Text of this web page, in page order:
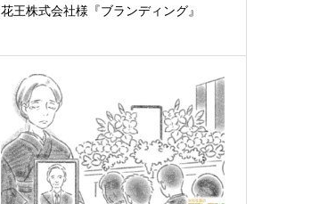
花王株式会社様『ブランディング』